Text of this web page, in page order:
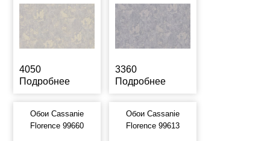
4050
Подробнее
3360
Подробнее
Обои Cassanie
Florence 99660
Обои Cassanie
Florence 99613